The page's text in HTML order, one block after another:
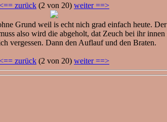
<== zurück (2 von 20) weiter ==>
Grund weil is echt nich grad einfach heute.
also wird die abgeholt, dat Zeuch bei ihr
vergessen. Dann den Auflauf und den Braten.
<== zurück (2 von 20) weiter ==>